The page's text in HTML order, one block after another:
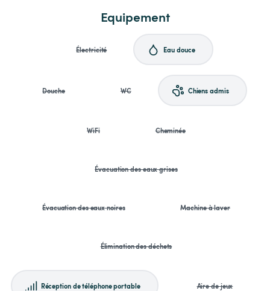
Equipement
Électricité Eau douce
Douche WC Chiens admis
WiFi Cheminée
Évacuation des eaux grises
Évacuation des eaux noires Machine à laver
Élimination des déchets
Réception de téléphone portable Aire de jeux